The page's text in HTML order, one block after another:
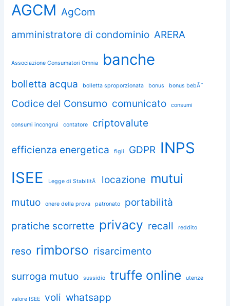
AGCM AgCom
amministratore di condominio ARERA
Associazione Consumatori Omnia banche
bolletta acqua bolletta sproporzionata bonus bonus bebÃ¨
Codice del Consumo comunicato consumi
consumi incongrui contatore criptovalute
efficienza energetica figli GDPR INPS
ISEE
Legge di StabilitÃ locazione mutui
mutuo onere della prova patronato
portabilità
pratiche scorrette privacy recall reddito
reso rimborso risarcimento
surroga mutuo sussidio truffe online utenze
valore ISEE voli whatsapp